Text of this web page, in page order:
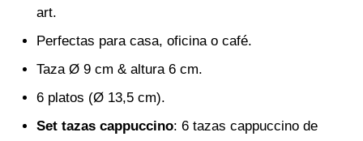
art.
Perfectas para casa, oficina o café.
Taza Ø 9 cm & altura 6 cm.
6 platos (Ø 13,5 cm).
Set tazas cappuccino: 6 tazas cappuccino de